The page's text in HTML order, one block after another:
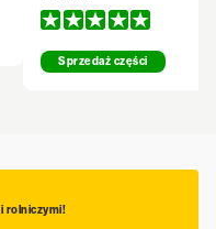
Sprzedaż części
rolniczymi!